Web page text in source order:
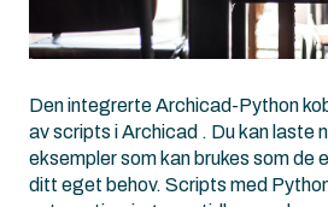
Den integrerte Archicad-Python
av scripts i Archicad . Du kan laste
eksempler som kan brukes som de
ditt eget behov. Scripts med